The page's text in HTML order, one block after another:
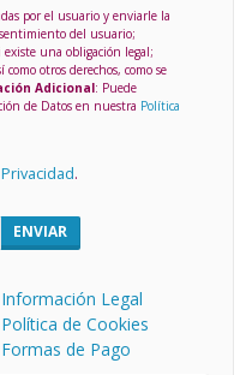
por el usuario y enviarle la
del usuario;
existe una obligación legal;
otros derechos, como se
Adicional: Puede
de Datos en nuestra Política
.
ENVIAR
Información Legal
Política de Cookies
Formas de Pago